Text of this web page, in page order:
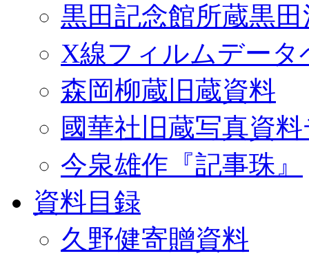
黒田記念館所蔵黒
X線フィルムデータ
森岡柳蔵旧蔵資料
國華社旧蔵写真資
今泉雄作『記事珠』
資料目録
久野健寄贈資料